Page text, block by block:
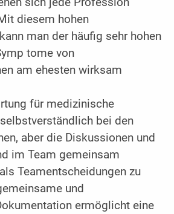
sich jede Profession
diesem hohen
man der häufig sehr hohen
tome von
am ehesten wirksam
für medizinische
bei den
aber die Diskussionen und
im Team gemeinsam
Teamentscheidungen zu
und
ermöglicht eine